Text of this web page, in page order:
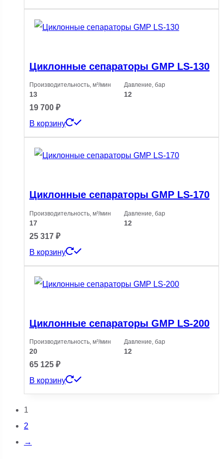
Циклонные сепараторы GMP LS-130
Производительность, м³/мин
13
Давление, бар
12
19 700 ₽
В корзину
Циклонные сепараторы GMP LS-170
Производительность, м³/мин
17
Давление, бар
12
25 317 ₽
В корзину
Циклонные сепараторы GMP LS-200
Производительность, м³/мин
20
Давление, бар
12
65 125 ₽
В корзину
1
2
→